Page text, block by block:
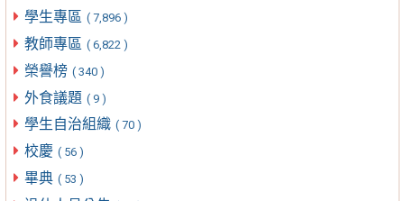
學生專區 ( 7,896 )
教師專區 ( 6,822 )
榮譽榜 ( 340 )
外食議題 ( 9 )
學生自治組織 ( 70 )
校慶 ( 56 )
畢典 ( 53 )